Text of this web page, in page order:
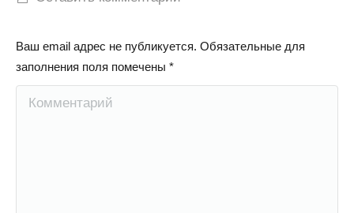
Ваш email адрес не публикуется. Обязательные для
заполнения поля помечены *
Комментарий